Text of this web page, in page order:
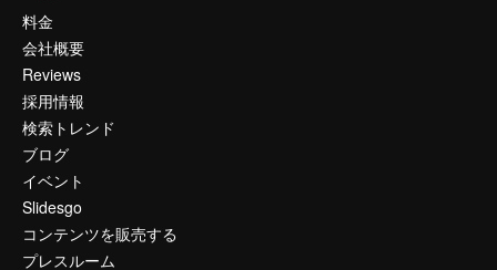
料金
会社概要
Reviews
採用情報
検索トレンド
ブログ
イベント
Slidesgo
コンテンツを販売する
プレスルーム